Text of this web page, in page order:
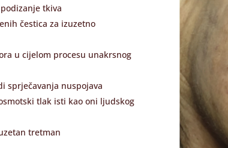
tkiva
čestica za izuzetno
u cijelom procesu unakrsnog
sprječavanja nuspojava
tlak isti kao oni ljudskog
tretman